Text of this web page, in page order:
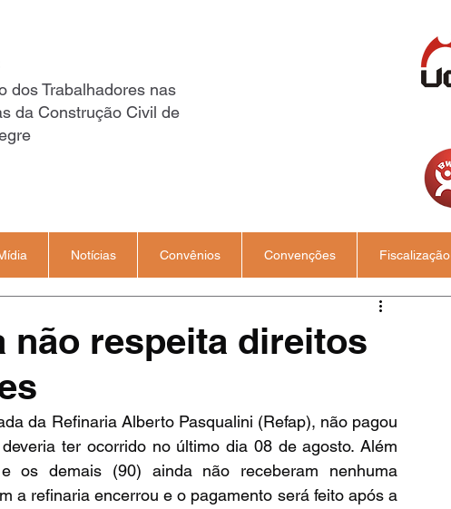
dos Trabalhadores nas
da Construção Civil de
Notícias Convênios Convenções Fiscalização
não respeita direitos
da Refinaria Alberto Pasqualini (Refap), não pagou
ter ocorrido no último dia 08 de agosto. Além
os demais (90) ainda não receberam nenhuma
a refinaria encerrou e o pagamento será feito após a